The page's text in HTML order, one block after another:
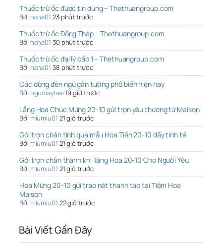
Thuốc trừ ốc được tin dùng – Thethuangroup.com
Bởi nana01 23 phút trước
Thuốc trừ ốc Đồng Tháp – Thethuangroup.com
Bởi nana01 30 phút trước
Thuốc trừ ốc đại lý cấp 1 – Thethuangroup.com
Bởi nana01 38 phút trước
Các dòng đèn ngủ gắn tường phổ biến hiện nay
Bởi nguoiaylaai19 giờ trước
Lẵng Hoa Chúc Mừng 20-10 gửi trọn yêu thương từ Maison
Bởi miumiu01 21 giờ trước
Gói trọn chân tình qua mẫu Hoa Tiền 20-10 đầy tinh tế
Bởi miumiu01 21 giờ trước
Gói trọn chân thành khi Tặng Hoa 20-10 Cho Người Yêu
Bởi miumiu01 21 giờ trước
Hoa Mừng 20-10 gửi trao nét thanh tao tại Tiệm Hoa
Maison
Bởi miumiu01 22 giờ trước
Bài Viết Gần Đây